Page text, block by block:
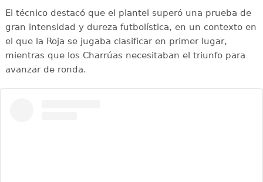
El técnico destacó que el plantel superó una prueba de
gran intensidad y dureza futbolística, en un contexto en
el que la Roja se jugaba clasificar en primer lugar,
mientras que los Charrúas necesitaban el triunfo para
avanzar de ronda.